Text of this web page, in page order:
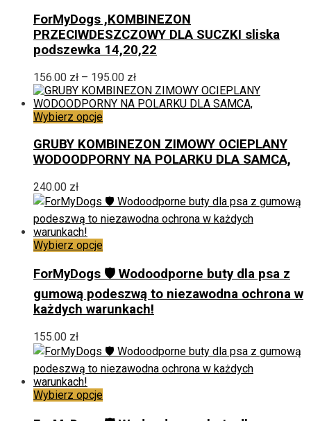
ma
wiele
wariantów.
Opcje
można
wybrać
na
stronie
produktu
ForMyDogs ,KOMBINEZON
PRZECIWDESZCZOWY DLA SUCZKI sliska
podszewka 14,20,22
156.00 zł – 195.00 złZakres
cen:
od
195.00 zł
Wybierz opcjeTen
ma
wiele
wariantów.
można
wybrać
na
produktu
GRUBY KOMBINEZON ZIMOWY OCIEPLANY
WODOODPORNY NA POLARKU DLA SAMCA,
240.00 zł
Wybierz opcjeTen
ma
wiele
wariantów.
Opcje
na
stronie
produktu
ForMyDogs 🛡️ Wodoodporne buty dla psa z
gumową podeszwą to niezawodna ochrona w
każdych warunkach!
155.00 zł
Wybierz opcjeTen